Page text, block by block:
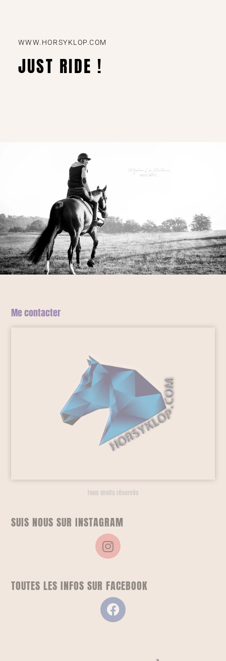
WWW.HORSYKLOP.COM
JUST RIDE !
Me contacter
Tous droits réservés
SUIS NOUS SUR INSTAGRAM
TOUTES LES INFOS SUR FACEBOOK